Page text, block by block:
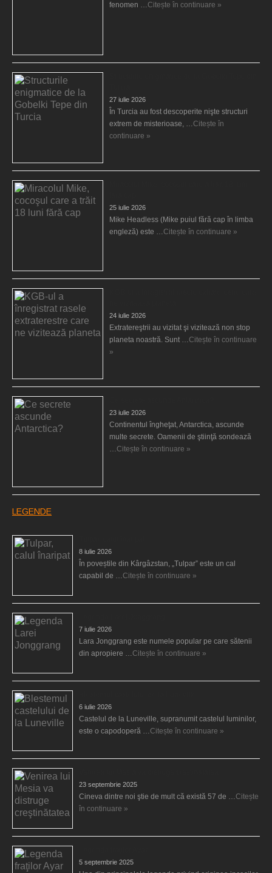
fenomen …Citește în continuare »
27 iulie 2026
În Turcia au fost descoperite nişte structuri
extrem de misterioase, …Citește în
continuare »
25 iulie 2026
Mike Headless (Mike puiul fără cap în limba
engleză) este …Citește în continuare »
24 iulie 2026
Extratereştrii au vizitat şi vizitează non stop
planeta noastră. Sunt …Citește în continuare
»
23 iulie 2026
Continentul îngheţat, Antarctica, ascunde
multe secrete. Oamenii de ştiinţă sondează
…Citește în continuare »
LEGENDE
8 iulie 2026
În poveștile din Kârgâzstan, „Tulpar” este un cal
capabil de …Citește în continuare »
7 iulie 2026
Lara Jonggrang este numele popular pe care sătenii
din apropiere …Citește în continuare »
6 iulie 2026
Castelul de la Luneville, supranumit castelul luminilor,
este o capodoperă …Citește în continuare »
23 septembrie 2025
Cineva dintre noi ştie de mult că există 57 de …Citește
în continuare »
5 septembrie 2025